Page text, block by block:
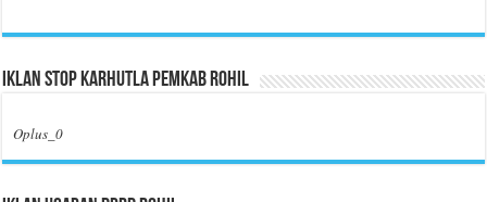
Iklan Stop Karhutla Pemkab Rohil
Oplus_0